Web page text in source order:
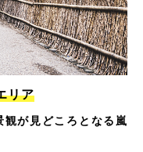
リア
が見どころとなる嵐